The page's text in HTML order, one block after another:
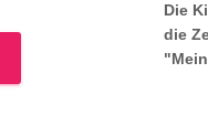
Die
die